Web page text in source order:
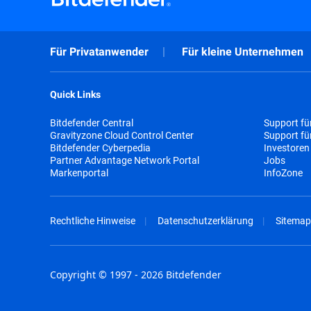
Für Privatanwender Für kleine Unternehmen
Quick Links
Bitdefender Central
Gravityzone Cloud Control Center
Bitdefender Cyberpedia
Partner Advantage Network Portal
Markenportal
Support
Support
Investoren
Jobs
InfoZone
Rechtliche Hinweise Datenschutzerklärung Sitemap
Copyright © 1997 - 2026 Bitdefender